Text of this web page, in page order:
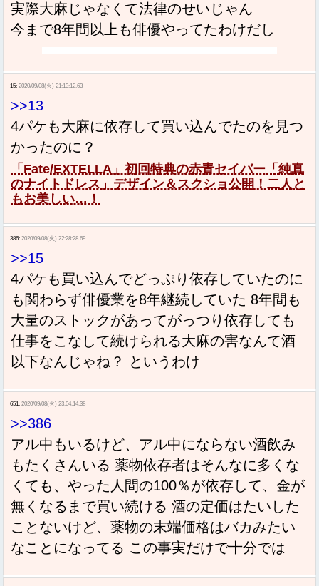
実際大麻じゃなくて法律のせいじゃん
今まで8年間以上も俳優やってたわけだし
15: 2020/09/08(火) 21:13:12.63
>>13
4パケも大麻に依存して買い込んでたのを見つ
かったのに？
「Fate/EXTELLA」初回特典の赤青セイバー「純真
のナイトドレス」デザイン＆スクショ公開！二人と
もお美しい…！
386: 2020/09/08(火) 22:28:28.69
>>15
4パケも買い込んでどっぷり依存していたのに
も関わらず俳優業を8年継続していた 8年間も
大量のストックがあってがっつり依存しても
仕事をこなして続けられる大麻の害なんて酒
以下なんじゃね？ というわけ
651: 2020/09/08(火) 23:04:14.38
>>386
アル中もいるけど、アル中にならない酒飲み
もたくさんいる 薬物依存者はそんなに多くな
くても、やった人間の100％が依存して、金が
無くなるまで買い続ける 酒の定価はたいした
ことないけど、薬物の末端価格はバカみたい
なことになってる この事実だけで十分では